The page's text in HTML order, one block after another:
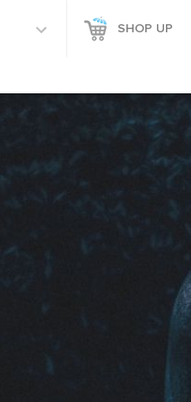
SHOP UP